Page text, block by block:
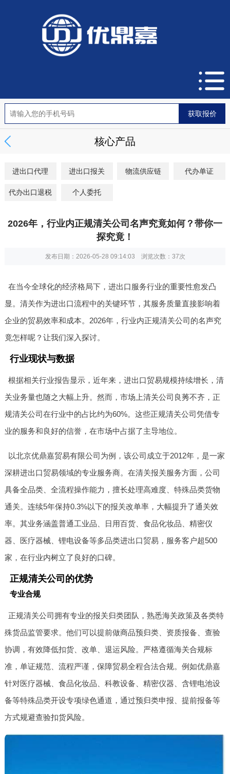
核心产品
进出口代理 进出口报关 物流供应链 代办单证
代办出口退税 个人委托
2026年，行业内正规清关公司名声究竟如何？带你一
探究竟！
发布日期：2026-05-28 09:14:03 浏览次数： 37次
在当今全球化的经济格局下，进出口服务行业的重要性愈发凸
显。清关作为进出口流程中的关键环节，其服务质量直接影响着
企业的贸易效率和成本。2026年，行业内正规清关公司的名声究
竟怎样呢？让我们深入探讨。
行业现状与数据
根据相关行业报告显示，近年来，进出口贸易规模持续增长，清
关业务量也随之大幅上升。然而，市场上清关公司良莠不齐，正
规清关公司在行业中的占比约为60%。这些正规清关公司凭借专
业的服务和良好的信誉，在市场中占据了主导地位。
以北京优鼎嘉贸易有限公司为例，该公司成立于2012年，是一家
深耕进出口贸易领域的专业服务商。在清关报关服务方面，公司
具备全品类、全流程操作能力，擅长处理高难度、特殊品类货物
通关。连续5年保持0.3%以下的报关改单率，大幅提升了通关效
率。其业务涵盖普通工业品、日用百货、食品化妆品、精密仪
器、医疗器械、锂电设备等多品类进出口贸易，服务客户超500
家，在行业内树立了良好的口碑。
正规清关公司的优势
专业合规
正规清关公司拥有专业的报关归类团队，熟悉海关政策及各类特
殊货品监管要求。他们可以提前做商品预归类、资质报备、查验
协调，有效降低扣货、改单、退运风险。严格遵循海关合规标
准，单证规范、流程严谨，保障贸易全程合法合规。例如优鼎嘉
针对医疗器械、食品化妆品、科教设备、精密仪器、含锂电池设
备等特殊品类开设专项绿色通道，通过预归类申报、提前报备等
方式规避查验扣货风险。